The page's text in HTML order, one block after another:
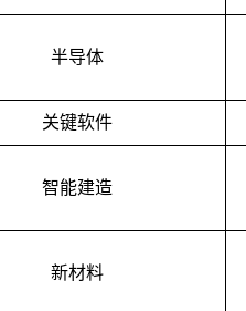
半导体
关键软件
智能建造
新材料